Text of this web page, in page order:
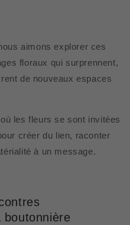
aimons explorer ces
floraux qui surprennent,
de nouveaux espaces
les fleurs se sont invitées
créer du lien, raconter
à un message.